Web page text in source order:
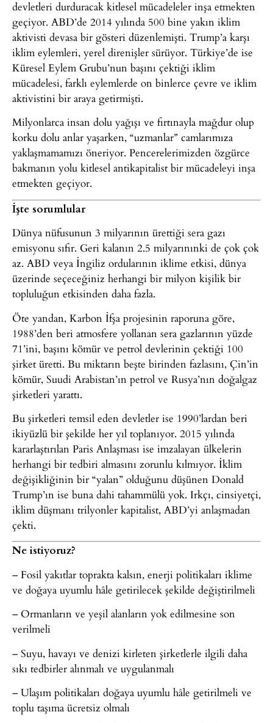
devletleri durduracak kitlesel mücadeleler inşa etmekten
geçiyor. ABD’de 2014 yılında 500 bine yakın iklim
aktivisti devasa bir gösteri düzenlemişti. Trump’a karşı
iklim eylemleri, yerel direnişler sürüyor. Türkiye’de ise
Küresel Eylem Grubu’nun başını çektiği iklim
mücadelesi, farklı eylemlerde on binlerce çevre ve iklim
aktivistini bir araya getirmişti.
Milyonlarca insan dolu yağışı ve fırtınayla mağdur olup
korku dolu anlar yaşarken, “uzmanlar” camlarımıza
yaklaşmamamızı öneriyor. Pencerelerimizden özgürce
bakmanın yolu kitlesel antikapitalist bir mücadeleyi inşa
etmekten geçiyor.
İşte sorumlular
Dünya nüfusunun 3 milyarının ürettiği sera gazı
emisyonu sıfır. Geri kalanın 2.5 milyarınınki de çok çok
az. ABD veya İngiliz ordularının iklime etkisi, dünya
üzerinde seçeceğiniz herhangi bir milyon kişilik bir
topluluğun etkisinden daha fazla.
Öte yandan, Karbon İfşa projesinin raporuna göre,
1988’den beri atmosfere yollanan sera gazlarının yüzde
71’ini, başını kömür ve petrol devlerinin çektiği 100
şirket üretti. Bu miktarın beşte birinden fazlasını, Çin’in
kömür, Suudi Arabistan’ın petrol ve Rusya’nın doğalgaz
şirketleri yarattı.
Bu şirketleri temsil eden devletler ise 1990’lardan beri
ikiyüzlü bir şekilde her yıl toplanıyor. 2015 yılında
kararlaştırılan Paris Anlaşması ise imzalayan ülkelerin
herhangi bir tedbiri almasını zorunlu kılmıyor. İklim
değişikliğinin bir “yalan” olduğunu düşünen Donald
Trump’ın ise buna dahi tahammülü yok. Irkçı, cinsiyetçi,
iklim düşmanı trilyonler kapitalist, ABD’yi anlaşmadan
çekti.
Ne istiyoruz?
– Fosil yakıtlar toprakta kalsın, enerji politikaları iklime
ve doğaya uyumlu hâle getirilecek şekilde değiştirilmeli
– Ormanların ve yeşil alanların yok edilmesine son
verilmeli
– Suyu, havayı ve denizi kirleten şirketlerle ilgili daha
sıkı tedbirler alınmalı ve uygulanmalı
– Ulaşım politikaları doğaya uyumlu hâle getirilmeli ve
toplu taşıma ücretsiz olmalı